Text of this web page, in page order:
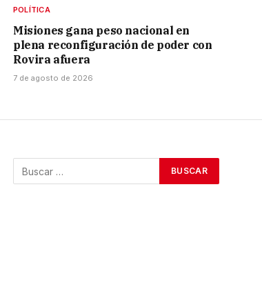
POLÍTICA
Misiones gana peso nacional en
plena reconfiguración de poder con
Rovira afuera
7 de agosto de 2026